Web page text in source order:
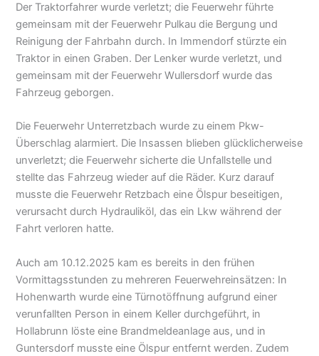
Der Traktorfahrer wurde verletzt; die Feuerwehr führte
gemeinsam mit der Feuerwehr Pulkau die Bergung und
Reinigung der Fahrbahn durch. In Immendorf stürzte ein
Traktor in einen Graben. Der Lenker wurde verletzt, und
gemeinsam mit der Feuerwehr Wullersdorf wurde das
Fahrzeug geborgen.
Die Feuerwehr Unterretzbach wurde zu einem Pkw-
Überschlag alarmiert. Die Insassen blieben glücklicherweise
unverletzt; die Feuerwehr sicherte die Unfallstelle und
stellte das Fahrzeug wieder auf die Räder. Kurz darauf
musste die Feuerwehr Retzbach eine Ölspur beseitigen,
verursacht durch Hydrauliköl, das ein Lkw während der
Fahrt verloren hatte.
Auch am 10.12.2025 kam es bereits in den frühen
Vormittagsstunden zu mehreren Feuerwehreinsätzen: In
Hohenwarth wurde eine Türnotöffnung aufgrund einer
verunfallten Person in einem Keller durchgeführt, in
Hollabrunn löste eine Brandmeldeanlage aus, und in
Guntersdorf musste eine Ölspur entfernt werden. Zudem